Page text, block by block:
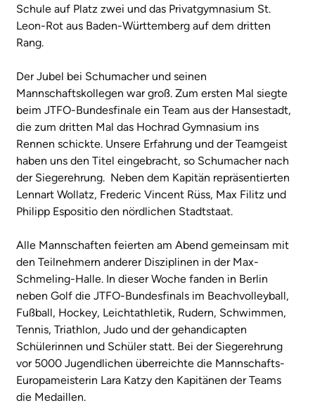
Schule auf Platz zwei und das Privatgymnasium St.
Leon-Rot aus Baden-Württemberg auf dem dritten
Rang.
Der Jubel bei Schumacher und seinen
Mannschaftskollegen war groß. Zum ersten Mal siegte
beim JTFO-Bundesfinale ein Team aus der Hansestadt,
die zum dritten Mal das Hochrad Gymnasium ins
Rennen schickte. Unsere Erfahrung und der Teamgeist
haben uns den Titel eingebracht, so Schumacher nach
der Siegerehrung. Neben dem Kapitän repräsentierten
Lennart Wollatz, Frederic Vincent Rüss, Max Filitz und
Philipp Espositio den nördlichen Stadtstaat.
Alle Mannschaften feierten am Abend gemeinsam mit
den Teilnehmern anderer Disziplinen in der Max-
Schmeling-Halle. In dieser Woche fanden in Berlin
neben Golf die JTFO-Bundesfinals im Beachvolleyball,
Fußball, Hockey, Leichtathletik, Rudern, Schwimmen,
Tennis, Triathlon, Judo und der gehandicapten
Schülerinnen und Schüler statt. Bei der Siegerehrung
vor 5000 Jugendlichen überreichte die Mannschafts-
Europameisterin Lara Katzy den Kapitänen der Teams
die Medaillen.